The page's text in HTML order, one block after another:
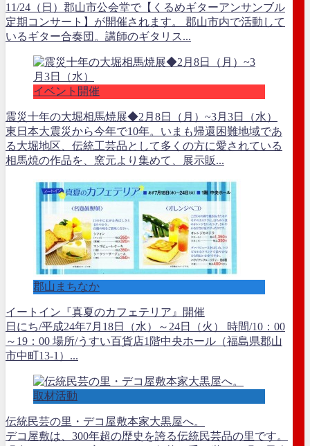
11/24（日）郡山市公会堂で【くるめギターアンサンブル
定期コンサート】が開催されます。 郡山市内で活動して
いるギター合奏団。講師のギタリス...
イベント開催
震災十年の大堀相馬焼展◆2月8日（月）~3月3日（水）
東日本大震災から今年で10年。いまも帰還困難地域であ
る大堀地区、伝統工芸品として多くの方に愛されている
相馬焼の作品を、窯元より集めて、展示販...
郡山まちなか
イートイン『真夏のカフェテリア』開催
日にち/平成24年7月18日（水）～24日（火） 時間/10：00
～19：00 場所/うすい百貨店1階中央ホール（福島県郡山
市中町13-1）...
取材活動
伝統民芸の里・デコ屋敷本家大黒屋へ。
デコ屋敷は、300年超の歴史を誇る伝統民芸品の里です。